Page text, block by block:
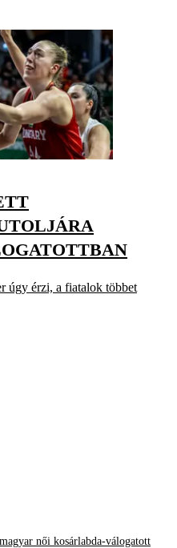
úgy érzi, a fiatalok többet
magyar női kosárlabda-válogatott